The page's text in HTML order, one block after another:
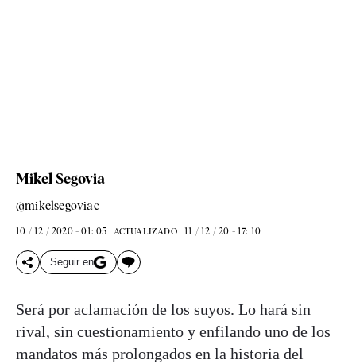
Mikel Segovia
@mikelsegoviac
10 / 12 / 2020 - 01: 05 ACTUALIZADO 11 / 12 / 20 - 17: 10
Seguir en
Será por aclamación de los suyos. Lo hará sin
rival, sin cuestionamiento y enfilando uno de los
mandatos más prolongados en la historia del